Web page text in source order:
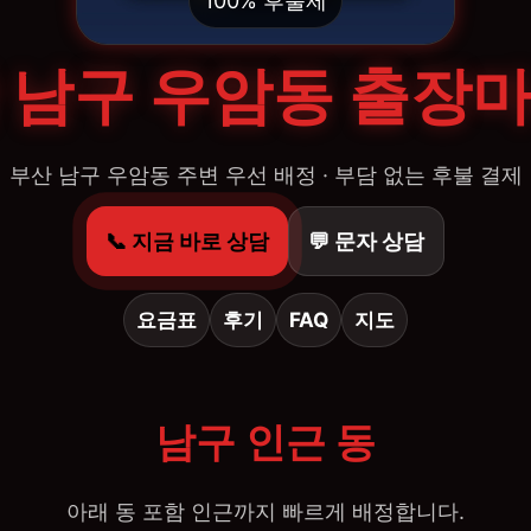
구 우암동 출장
부산 남구 우암동 주변 우선 배정 · 부담 없는 후불 결제
📞 지금 바로 상담 💬 문자 상담
요금표 후기 FAQ 지도
남구 인근 동
아래 동 포함 인근까지 빠르게 배정합니다.